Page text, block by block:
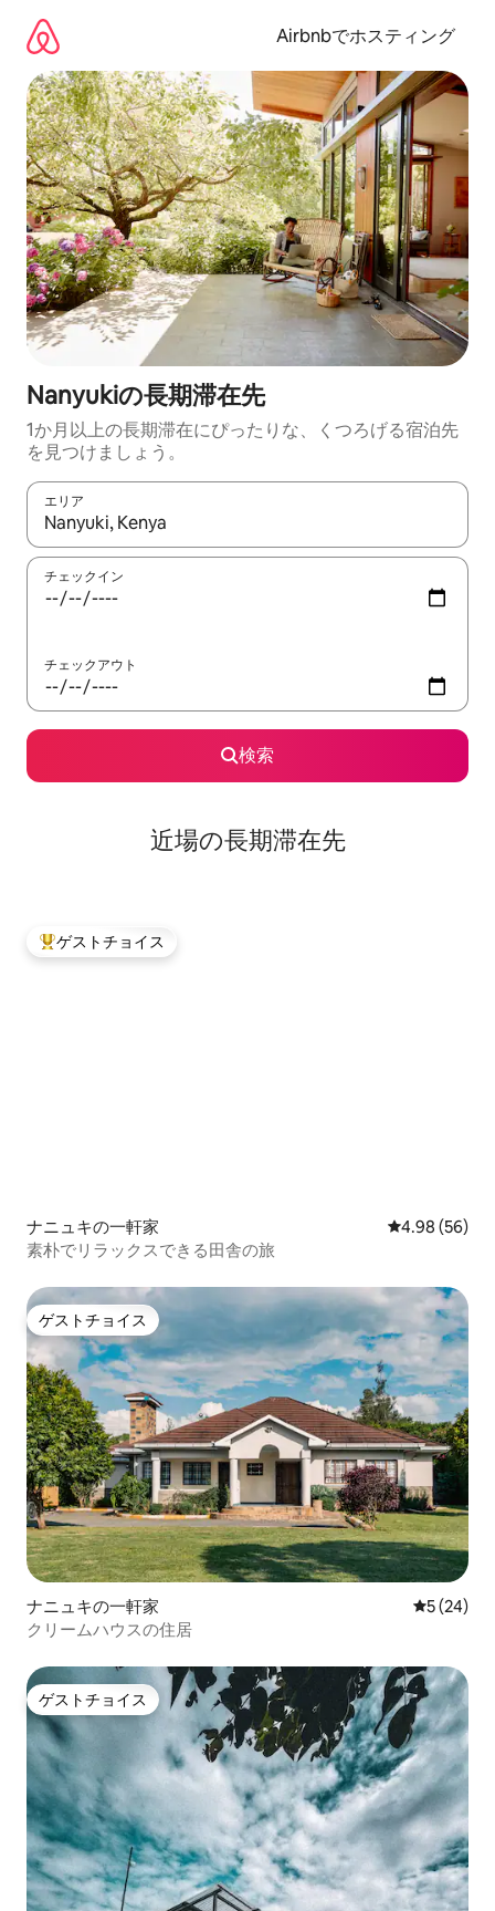
Airbnbでホスティング
Nanyukiの長期滞在先
1か月以上の長期滞在にぴったりな、くつろげる宿泊先
を見つけましょう。
エリア
検索結果が表示されたら、上下の矢印キーを使って移動するか
チェックイン
チェックアウト
検索
近場の長期滞在先
大好評のゲストチョイスです。
ゲストチョイス
ナニュキの一軒家 レビュー56
4.98 (56)
素朴でリラックスできる田舎の旅
ゲストチョイス
ゲストチョイス
ナニュキの一軒家 レビュー
5 (24)
クリームハウスの住居
ゲストチョイス
ゲストチョイス